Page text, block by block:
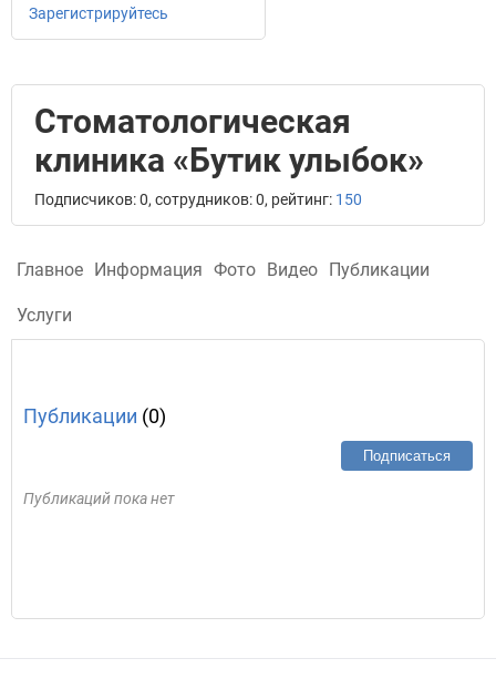
Зарегистрируйтесь
Стоматологическая
клиника «Бутик улыбок»
Подписчиков: 0, сотрудников: 0, рейтинг: 150
Главное Информация Фото Видео Публикации
Услуги
Публикации (0)
Подписаться
Публикаций пока нет